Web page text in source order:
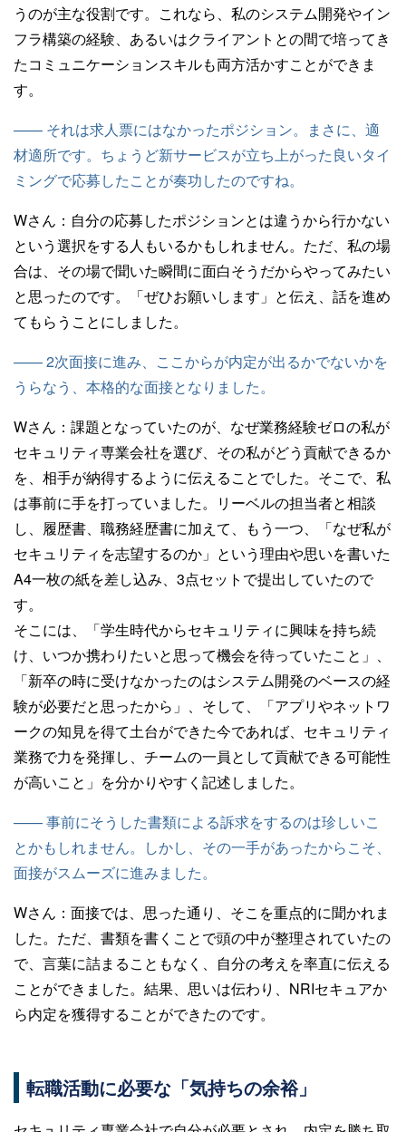
うのが主な役割です。これなら、私のシステム開発やイン
フラ構築の経験、あるいはクライアントとの間で培ってき
たコミュニケーションスキルも両方活かすことができま
す。
—— それは求人票にはなかったポジション。まさに、適
材適所です。ちょうど新サービスが立ち上がった良いタイ
ミングで応募したことが奏功したのですね。
Wさん： 自分の応募したポジションとは違うから行かない
という選択をする人もいるかもしれません。ただ、私の場
合は、その場で聞いた瞬間に面白そうだからやってみたい
と思ったのです。「ぜひお願いします」と伝え、話を進め
てもらうことにしました。
—— 2次面接に進み、ここからが内定が出るかでないかを
うらなう、本格的な面接となりました。
Wさん： 課題となっていたのが、なぜ業務経験ゼロの私が
セキュリティ専業会社を選び、その私がどう貢献できるか
を、相手が納得するように伝えることでした。そこで、私
は事前に手を打っていました。リーベルの担当者と相談
し、履歴書、職務経歴書に加えて、もう一つ、「なぜ私が
セキュリティを志望するのか」という理由や思いを書いた
A4一枚の紙を差し込み、3点セットで提出していたので
す。
そこには、「学生時代からセキュリティに興味を持ち続
け、いつか携わりたいと思って機会を待っていたこと」、
「新卒の時に受けなかったのはシステム開発のベースの経
験が必要だと思ったから」、そして、「アプリやネットワ
ークの知見を得て土台ができた今であれば、セキュリティ
業務で力を発揮し、チームの一員として貢献できる可能性
が高いこと」を分かりやすく記述しました。
—— 事前にそうした書類による訴求をするのは珍しいこ
とかもしれません。しかし、その一手があったからこそ、
面接がスムーズに進みました。
Wさん： 面接では、思った通り、そこを重点的に聞かれま
した。ただ、書類を書くことで頭の中が整理されていたの
で、言葉に詰まることもなく、自分の考えを率直に伝える
ことができました。結果、思いは伝わり、NRIセキュアか
ら内定を獲得することができたのです。
転職活動に必要な「気持ちの余裕」